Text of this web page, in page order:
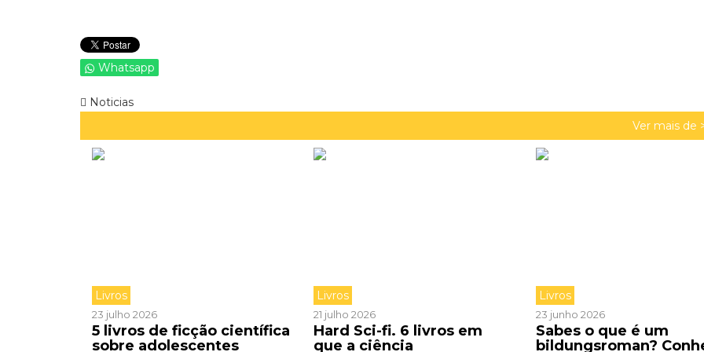
Whatsapp
Noticias
Ver mais de
Livros
23 julho 2026
5 livros de ficção científica
sobre adolescentes
Livros
21 julho 2026
Hard Sci-fi. 6 livros em
que a ciência
Livros
23 junho 2026
Sabes o que é um
bildungsroman?